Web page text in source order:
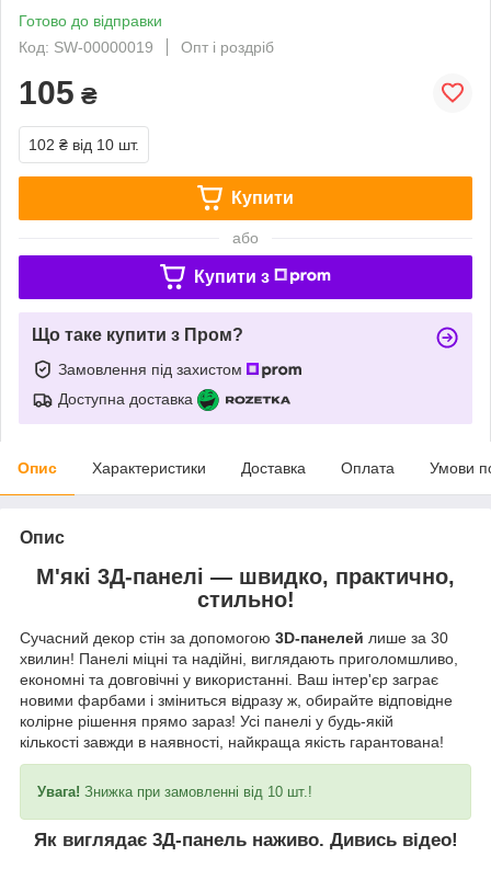
Готово до відправки
Код: SW-00000019
Опт і роздріб
105 ₴
102 ₴ від 10 шт.
Купити
або
Купити з
Що таке купити з Пром?
Замовлення під захистом
Доступна доставка
Опис Характеристики Доставка Оплата Умови
Опис
М'які 3Д-панелі — швидко, практично,
стильно!
Сучасний декор стін за допомогою 3D-панелей лише за 30
хвилин! Панелі міцні та надійні, виглядають приголомшливо,
економні та довговічні у використанні. Ваш інтер'єр заграє
новими фарбами і зміниться відразу ж, обирайте відповідне
колірне рішення прямо зараз! Усі панелі у будь-якій
кількості завжди в наявності, найкраща якість гарантована!
Увага! Знижка при замовленні від 10 шт.!
Як виглядає 3Д-панель наживо. Дивись відео!